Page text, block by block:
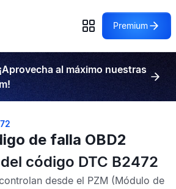
Premium
al máximo nuestras
de falla OBD2
código DTC B2472
desde el PZM (Módulo de